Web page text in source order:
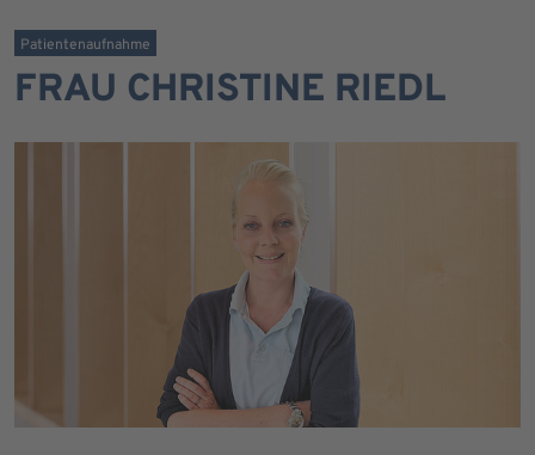
Patientenaufnahme
FRAU CHRISTINE RIEDL